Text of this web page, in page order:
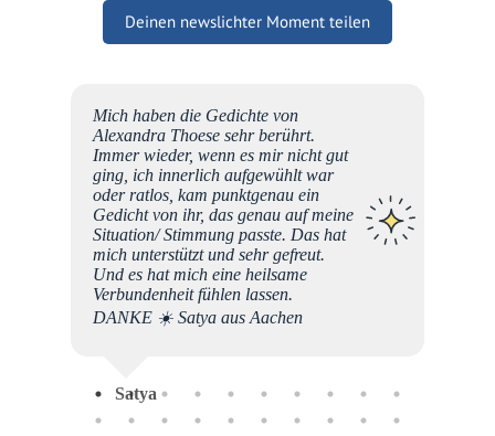
Deinen newslichter Moment teilen
Mich haben die Gedichte von
Alexandra Thoese sehr berührt.
Immer wieder, wenn es mir nicht gut
ging, ich innerlich aufgewühlt war
oder ratlos, kam punktgenau ein
Gedicht von ihr, das genau auf meine
Situation/ Stimmung passte. Das hat
mich unterstützt und sehr gefreut.
Und es hat mich eine heilsame
Verbundenheit fühlen lassen.
DANKE ☀️ Satya aus Aachen
Satya